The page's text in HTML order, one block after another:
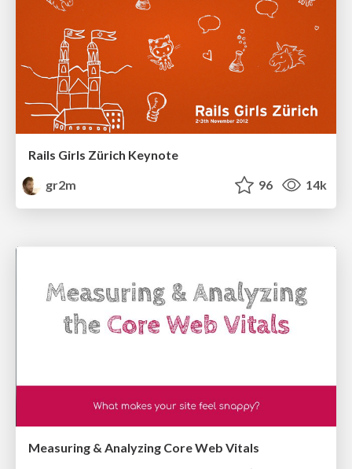
Rails Girls Zürich Keynote
gr2m
96 14k
Measuring & Analyzing Core Web Vitals